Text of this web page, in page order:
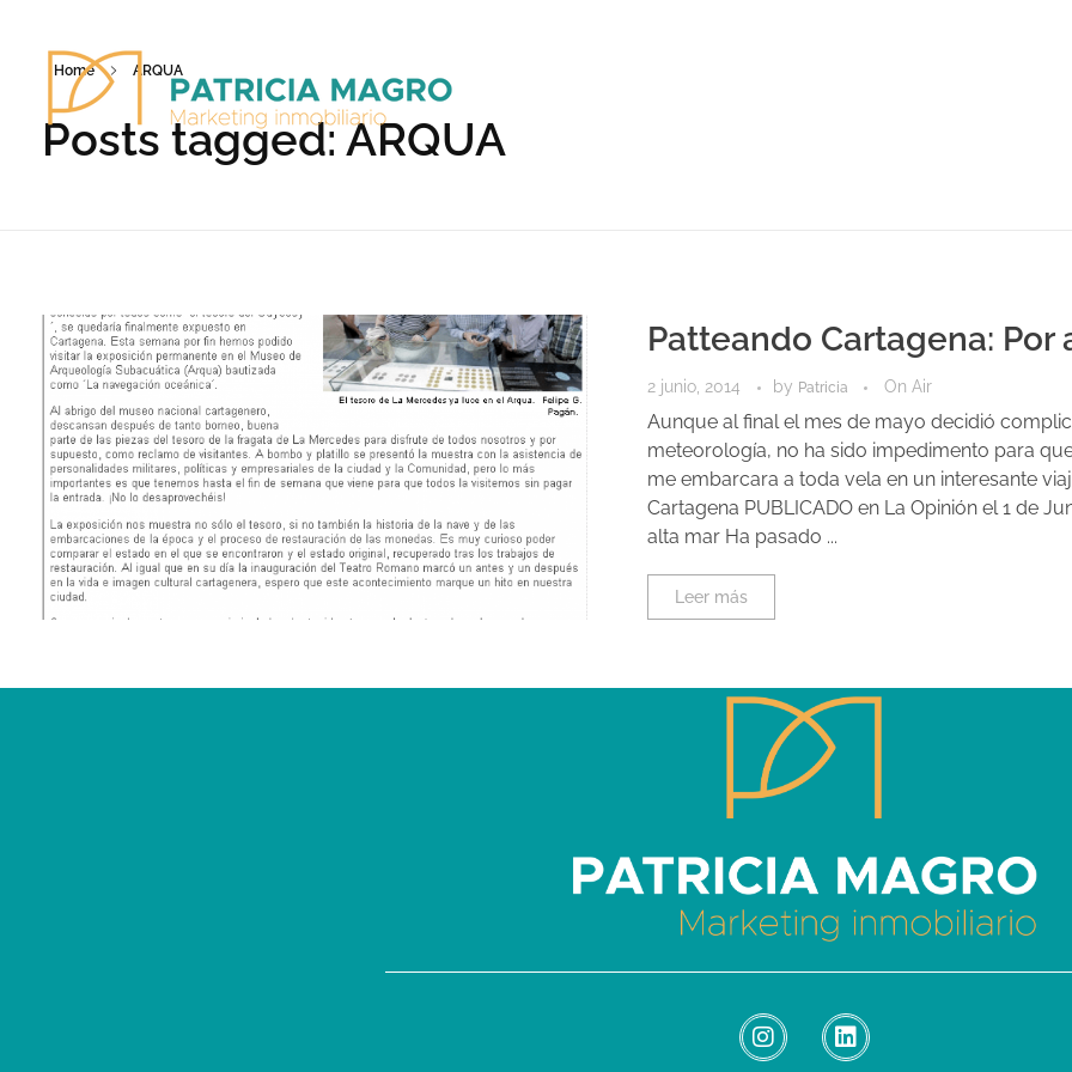
Home ARQUA
Posts tagged: ARQUA
Patteando Cartagena: Por
2 junio, 2014 by Patricia On Air
Aunque al final el mes de mayo decidió
meteorología, no ha sido impedimento para
me embarcara a toda vela en un interesante
Cartagena PUBLICADO en La Opinión el 1 de
alta mar Ha pasado ...
Leer más
Patricia Magro - Comunicación y marketing inmobiliario